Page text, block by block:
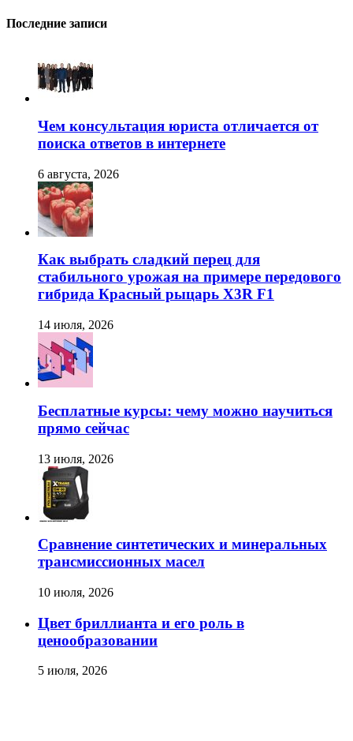
Последние записи
Чем консультация юриста отличается от
поиска ответов в интернете
6 августа, 2026
Как выбрать сладкий перец для
стабильного урожая на примере передового
гибрида Красный рыцарь X3R F1
14 июля, 2026
Бесплатные курсы: чему можно научиться
прямо сейчас
13 июля, 2026
Сравнение синтетических и минеральных
трансмиссионных масел
10 июля, 2026
Цвет бриллианта и его роль в
ценообразовании
5 июля, 2026